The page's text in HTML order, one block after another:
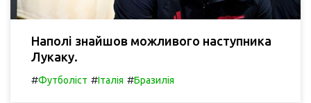
Наполі знайшов можливого наступника
Лукаку.
#Футболіст #Італія #Бразилія